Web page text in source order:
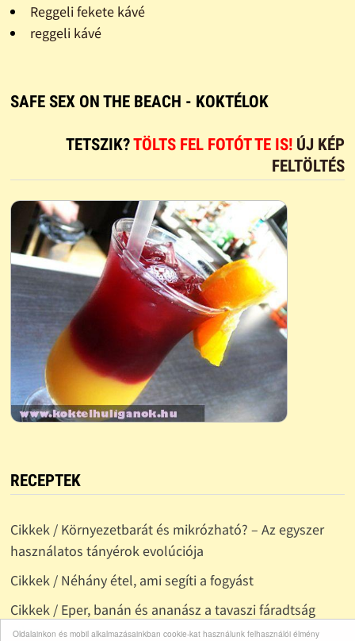
Oldalainkon és mobil alkalmazásainkban cookie-kat használunk felhasználói élmény
Reggeli fekete kávé
reggeli kávé
SAFE SEX ON THE BEACH - KOKTÉLOK
TETSZIK?TÖLTS FEL FOTÓT TE IS! ÚJ KÉP
FELTÖLTÉS
RECEPTEK
Cikkek / Környezetbarát és mikrózható? – Az egyszer
használatos tányérok evolúciója
Cikkek / Néhány étel, ami segíti a fogyást
Cikkek / Eper, banán és ananász a tavaszi fáradtság
ellen